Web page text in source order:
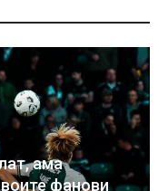
ама
фанови